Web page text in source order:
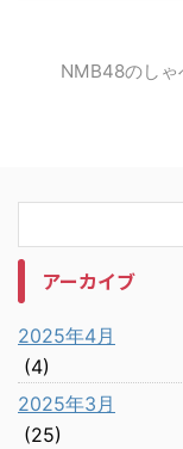
NMB48のし
アーカイブ
2025年4月
(4)
2025年3月
(25)